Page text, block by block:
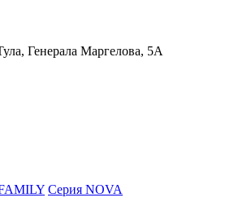
Генерала Маргелова, 5А
Серия NOVA